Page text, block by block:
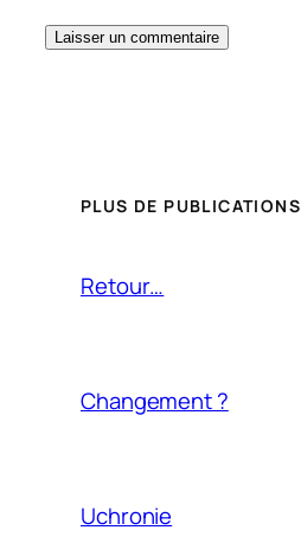
PLUS DE PUBLICATIONS
Retour…
Changement ?
Uchronie